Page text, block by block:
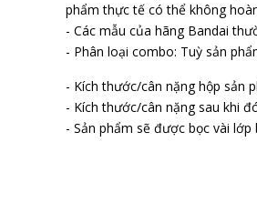
phẩm thực tế có thể không
- Các mẫu của hãng Bandai
- Phân loại combo: Tuỳ sản
- Kích thước/cân nặng hộp sản
- Kích thước/cân nặng sau khi
- Sản phẩm sẽ được bọc vài